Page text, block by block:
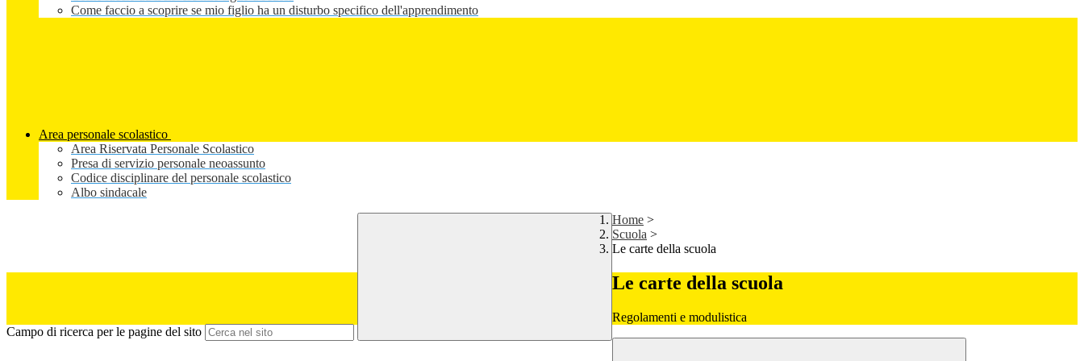
Come faccio a scoprire se mio figlio ha un disturbo specifico dell'apprendimento
Area personale scolastico
Area Riservata Personale Scolastico
Presa di servizio personale neoassunto
Codice disciplinare del personale scolastico
Albo sindacale
Campo di ricerca per le pagine del sito
Home >
Scuola >
Le carte della scuola
Le carte della scuola
Regolamenti e modulistica